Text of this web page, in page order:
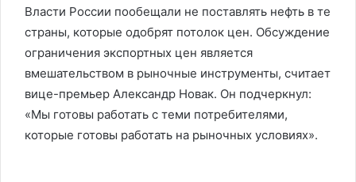
Власти России пообещали не поставлять нефть в те
страны, которые одобрят потолок цен. Обсуждение
ограничения экспортных цен является
вмешательством в рыночные инструменты, считает
вице-премьер Александр Новак. Он подчеркнул:
«Мы готовы работать с теми потребителями,
которые готовы работать на рыночных условиях».